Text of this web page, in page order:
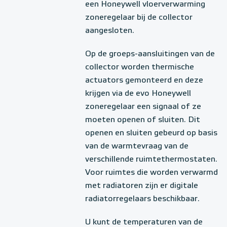
een Honeywell vloerverwarming
zoneregelaar bij de collector
aangesloten.
Op de groeps-aansluitingen van de
collector worden thermische
actuators gemonteerd en deze
krijgen via de evo Honeywell
zoneregelaar een signaal of ze
moeten openen of sluiten. Dit
openen en sluiten gebeurd op basis
van de warmtevraag van de
verschillende ruimtethermostaten.
Voor ruimtes die worden verwarmd
met radiatoren zijn er digitale
radiatorregelaars beschikbaar.
U kunt de temperaturen van de